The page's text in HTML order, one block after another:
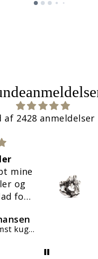
af 2428 anmeldelser
mine
og
for
Lyseblå blomst kugle